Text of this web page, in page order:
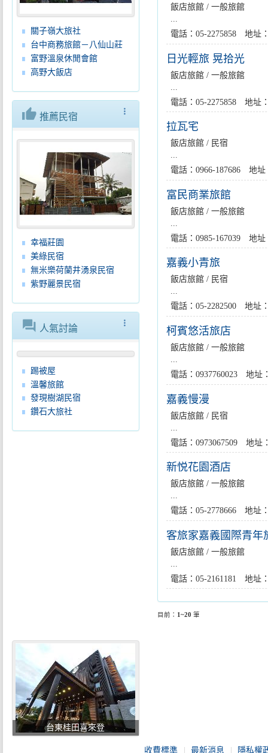
關子嶺大旅社
台中商務旅館－八仙山莊
富野溫泉休閒會館
高野大飯店
more_vert
thumb_up 推薦民宿
幸福莊園
美綠民宿
無米樂荷蘭井湧泉民宿
紫野麗景民宿
more_vert
forum 人氣討論
踢被屋
溫馨旅館
發現樹湖民宿
鑽石大旅社
飯店旅館 / 一般旅館
...
電話：05-2275858 地址
日光輕旅 晃拾光
飯店旅館 / 一般旅館
電話：05-2275858 地址
拉瓦宅
飯店旅館 / 民宿
...
電話：0966-187686 地
富民商業旅館
飯店旅館 / 一般旅館
電話：0985-167039 地
嘉義小青旅
飯店旅館 / 民宿
...
電話：05-2282500 地址
柯賓悠活旅店
飯店旅館 / 一般旅館
...
電話：0937760023 地址
嘉義慢漫
飯店旅館 / 民宿
電話：0973067509 地址
新悦花園酒店
飯店旅館 / 一般旅館
...
電話：05-2778666 地址
客旅家嘉義國際青年
飯店旅館 / 一般旅館
電話：05-2161181 地址
目前： 1~20 筆
台東桂田喜來登
收費標準 最新消息 隱私權